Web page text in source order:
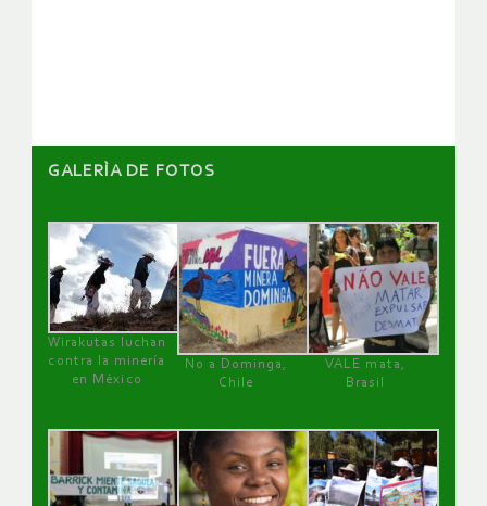
GALERÌA DE FOTOS
Wirakutas luchan
contra la minería
en México
No a Dominga,
Chile
VALE mata,
Brasil